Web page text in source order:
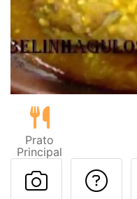
Prato
Principal